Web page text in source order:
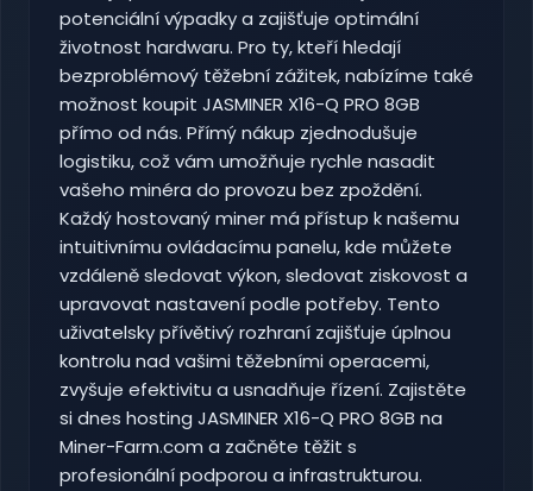
potenciální výpadky a zajišťuje optimální
životnost hardwaru. Pro ty, kteří hledají
bezproblémový těžební zážitek, nabízíme také
možnost koupit JASMINER X16-Q PRO 8GB
přímo od nás. Přímý nákup zjednodušuje
logistiku, což vám umožňuje rychle nasadit
vašeho minéra do provozu bez zpoždění.
Každý hostovaný miner má přístup k našemu
intuitivnímu ovládacímu panelu, kde můžete
vzdáleně sledovat výkon, sledovat ziskovost a
upravovat nastavení podle potřeby. Tento
uživatelsky přívětivý rozhraní zajišťuje úplnou
kontrolu nad vašimi těžebními operacemi,
zvyšuje efektivitu a usnadňuje řízení. Zajistěte
si dnes hosting JASMINER X16-Q PRO 8GB na
Miner-Farm.com a začněte těžit s
profesionální podporou a infrastrukturou.